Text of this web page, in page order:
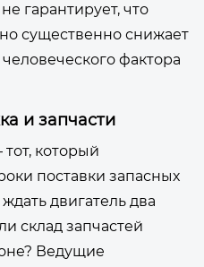
гарантирует, что
существенно снижает
фактора
и запчасти
который
поставки запасных
двигатель два
склад запчастей
Ведущие